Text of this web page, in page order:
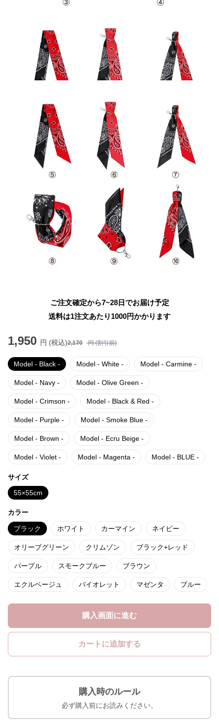
ご注文確定から7~28日でお届け予定
送料は1注文あたり 1000円かかります
1,950 円 (税込)2,170 円 (割引前)
Model - Black - Model - White - Model - Carmine -
Model - Navy - Model - Olive Green -
Model - Crimson - Model - Black & Red -
Model - Purple - Model - Smoke Blue -
Model - Brown - Model - Ecru Beige -
Model - Violet - Model - Magenta - Model - BLUE -
サイズ
55×55cm
カラー
ブラック ホワイト カーマイン ネイビー
オリーブグリーン クリムゾン ブラック+レッド
パープル スモークブルー ブラウン
エクルベージュ バイオレット マゼンタ ブルー
購入画面に進む
カートに追加する
購入時のルール
必ず購入前にお読みください。